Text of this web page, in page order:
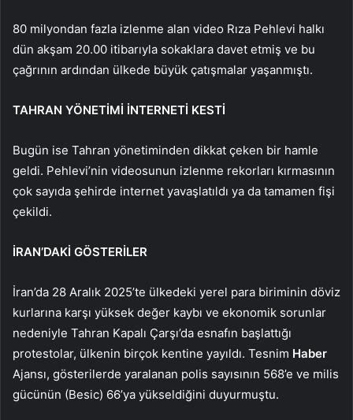
80 milyondan fazla izlenme alan video Rıza Pehlevi halkı
dün akşam 20.00 itibarıyla sokaklara davet etmiş ve bu
çağrının ardından ülkede büyük çatışmalar yaşanmıştı.
TAHRAN YÖNETİMİ İNTERNETİ KESTİ
Bugün ise Tahran yönetiminden dikkat çeken bir hamle
geldi. Pehlevi’nin videosunun izlenme rekorları kırmasının
çok sayıda şehirde internet yavaşlatıldı ya da tamamen fişi
çekildi.
İRAN’DAKİ GÖSTERİLER
İran’da 28 Aralık 2025’te ülkedeki yerel para biriminin döviz
kurlarına karşı yüksek değer kaybı ve ekonomik sorunlar
nedeniyle Tahran Kapalı Çarşı’da esnafın başlattığı
protestolar, ülkenin birçok kentine yayıldı. Tesnim Haber
Ajansı, gösterilerde yaralanan polis sayısının 568’e ve milis
gücünün (Besic) 66’ya yükseldiğini duyurmuştu.